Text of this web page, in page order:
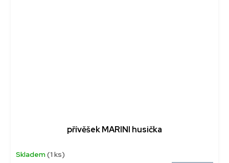
přívěšek MARINI husička
Skladem(1 ks)